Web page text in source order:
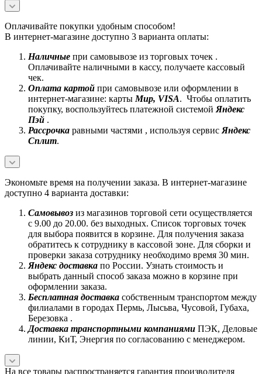
Оплачивайте покупки удобным способом!
В интернет-магазине доступно 3 варианта оплаты:
Наличные при самовывозе из торговых точек .
Оплачивайте наличными в кассу, получаете кассовый
чек.
Оплата картой при самовывозе или оформлении в
интернет-магазине: карты Mир, VISA. Чтобы оплатить
покупку, воспользуйтесь платежной системой Яндекс
Пэй .
Рассрочка равными частями , используя сервис Яндекс
Сплит.
Экономьте время на получении заказа. В интернет-магазине
доступно 4 варианта доставки:
Самовывоз из магазинов торговой сети осуществляется
с 9.00 до 20.00. без выходных. Список торговых точек
для выбора появится в корзине. Для получения заказа
обратитесь к сотруднику в кассовой зоне. Для сборки и
проверки заказа сотруднику необходимо время 30 мин.
Яндекс доставка по России. Узнать стоимость и
выбрать данный способ заказа можно в корзине при
оформлении заказа.
Бесплатная доставка собственным транспортом между
филиалами в городах Пермь, Лысьва, Чусовой, Губаха,
Березовка .
Доставка транспортными компаниями ПЭК, Деловые
линии, КиТ, Энергия по согласованию с менеджером.
На все товары распространяется гарантия производителя